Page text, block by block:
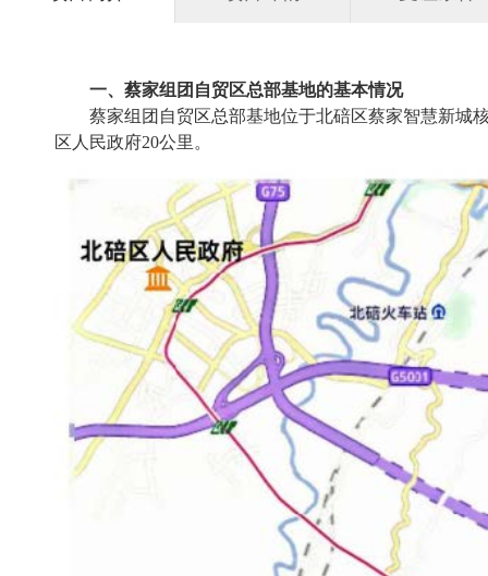
一、蔡家组团自贸区总部基地的基本情况
蔡家组团自贸区总部基地位于北碚区蔡家智慧新城
区人民政府20公里。